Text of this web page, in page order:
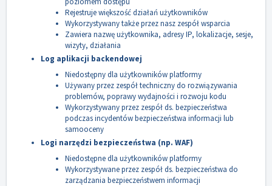
Rejestruje większość działań użytkowników
Wykorzystywany także przez nasz zespół wsparcia
Zawiera nazwę użytkownika, adresy IP, lokalizacje, sesje,
wizyty, działania
Log aplikacji backendowej
Niedostępny dla użytkowników platformy
Używany przez zespół techniczny do rozwiązywania
problemów, poprawy wydajności i rozwoju kodu
Wykorzystywany przez zespół ds. bezpieczeństwa
podczas incydentów bezpieczeństwa informacji lub
samooceny
Logi narzędzi bezpieczeństwa (np. WAF)
Niedostępne dla użytkowników platformy
Wykorzystywane przez zespół ds. bezpieczeństwa do
zarządzania bezpieczeństwem informacji